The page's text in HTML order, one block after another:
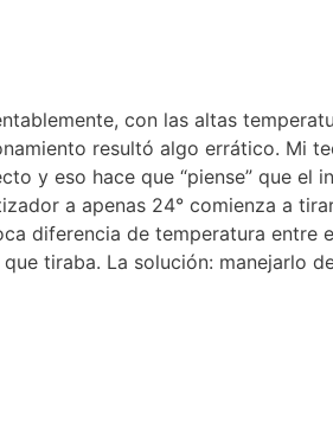
con las altas
resultó algo errático. Mi
y eso hace que “piense” que el
a apenas 24° comienza a
diferencia de temperatura entre
tiraba. La solución: manejarlo